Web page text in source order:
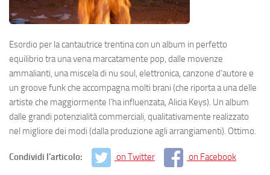
Esordio per la cantautrice trentina con un album in perfetto
equilibrio tra una vena marcatamente pop, dalle movenze
ammalianti, una miscela di nu soul, elettronica, canzone d’autore e
un groove funk che accompagna molti brani (che riporta a una delle
artiste che maggiormente l’ha influenzata, Alicia Keys). Un album
dalle grandi potenzialità commerciali, qualitativamente realizzato
nel migliore dei modi (dalla produzione agli arrangiamenti). Ottimo.
Condividi l'articolo: on Twitter on Facebook